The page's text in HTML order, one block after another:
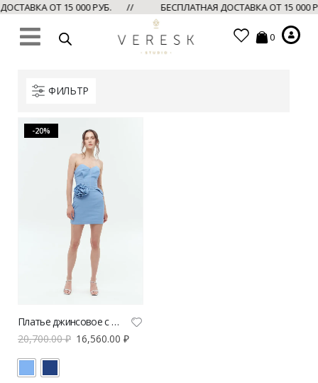
ОТ 15 000 РУБ. // БЕСПЛАТНАЯ ДОСТАВКА ОТ 15
0
ФИЛЬТР
-20%
Платье джинсовое с брошью A.Burdyugova
20,700.00₽ 16,560.00 ₽